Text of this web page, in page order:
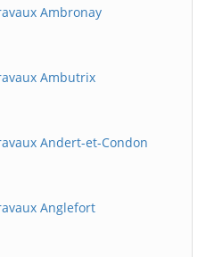
Ambronay
Ambutrix
Andert-et-Condon
Anglefort